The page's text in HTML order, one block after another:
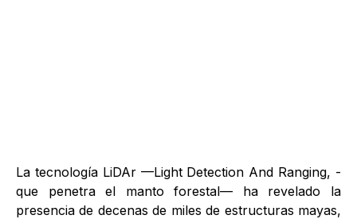
La tecnología LiDAr —Light Detection And Ranging, -
que penetra el manto forestal— ha revelado la
presencia de decenas de miles de estructuras mayas,